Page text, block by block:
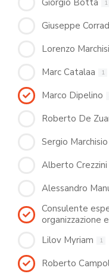
Giorgio Botta 1
Giuseppe
Lorenzo
Marc Catalaa 1
Marco Dipelino
Roberto De
Sergio Marchisio
Alberto
Alessandro
Consulente
organizzazione
Lilov Myriam 1
Roberto